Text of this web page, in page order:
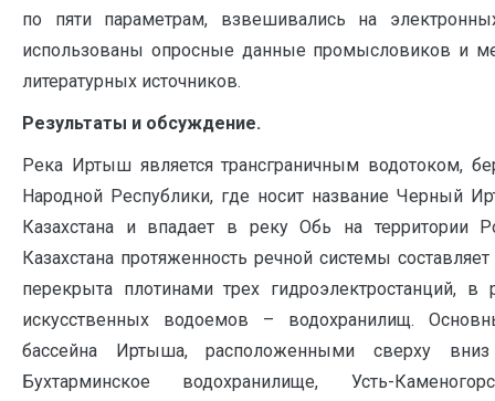
по пяти параметрам, взвешивались на
использованы опросные данные промысловиков и
литературных источников.
Результаты и обсуждение.
Река Иртыш является трансграничным водотоком,
Народной Республики, где носит название Черный
Казахстана и впадает в реку Обь на территории
Казахстана протяженность речной системы
перекрыта плотинами трех гидроэлектростанций, в
искусственных водоемов – водохранилищ.
бассейна Иртыша, расположенными сверху
Бухтарминское водохранилище, Усть-